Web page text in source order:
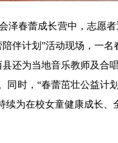
春蕾成长营中，志愿者
伴计划”活动现场，一
还为当地音乐教师及合
同时，“春蕾茁壮公益计
续为在校女童健康成长